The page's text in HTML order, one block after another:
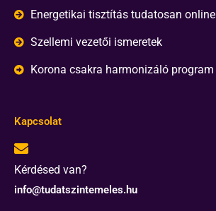
Energetikai tisztítás tudatosan online
Szellemi vezetői ismeretek
Korona csakra harmonizáló program
Kapcsolat
Kérdésed van?
info@tudatszintemeles.hu